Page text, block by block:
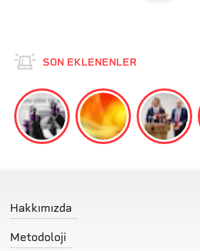
SON EKLENENLER
Hakkımızda
Metodoloji